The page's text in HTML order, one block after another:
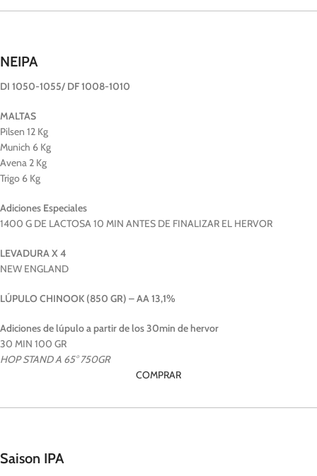
NEIPA
DI 1050-1055/ DF 1008-1010
MALTAS
Pilsen 12 Kg
Munich 6 Kg
Avena 2 Kg
Trigo 6 Kg
Adiciones Especiales
1400 G DE LACTOSA 10 MIN ANTES DE FINALIZAR EL HERVOR
LEVADURA X 4
NEW ENGLAND
LÚPULO CHINOOK (850 GR) – AA 13,1%
Adiciones de lúpulo a partir de los 30min de hervor
30 MIN 100 GR
HOP STAND A 65° 750GR
COMPRAR
Saison IPA